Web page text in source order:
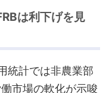
は利下げを見
統計では非農業部
市場の軟化が示唆